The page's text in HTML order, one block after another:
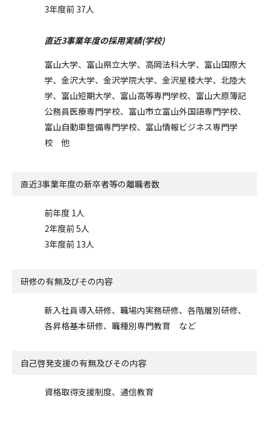
3年度前 37人
直近3事業年度の採用実績(学校)
富山大学、富山県立大学、高岡法科大学、富山国際大
学、金沢大学、金沢学院大学、金沢星稜大学、北陸大
学、富山短期大学、富山高等専門学校、富山大原簿記
公務員医療専門学校、富山市立富山外国語専門学校、
富山自動車整備専門学校、富山情報ビジネス専門学
校 他
直近3事業年度の新卒者等の離職者数
前年度 1人
2年度前 5人
3年度前 13人
研修の有無及びその内容
新入社員導入研修、職場内実務研修、各階層別研修、
各昇格基本研修、職種別専門教育 など
自己啓発支援の有無及びその内容
資格取得支援制度、通信教育